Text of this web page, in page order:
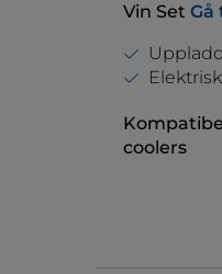
Vin Set Gå
coolers